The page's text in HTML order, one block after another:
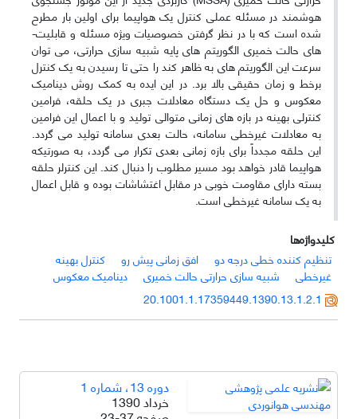
هوشمند در مسئله عملی کنترل یک هواپیما برای اولین بار مطرح
شده است که با در نظر گرفتن خصوصیات ویژه مسئله و قابلیت­
های حالت خمیری الگوریتم ­های پایه شبیه ­سازی حرارتی، می توان
سرعت این الگوریتم­ های به ظاهر کند را حتی تا رسیدن به یک کنترل
برخط و زمان­ حقیقی بالا برد. در این ایده به کمک روش دینامیک
معکوس و حل یک دستگاه معادلات جبری در یک حلقه، فرامین
کنترلی بهینه در بازه­ های زمانی متوالی تولید و با اعمال این فرامین
به معادلات غیرخطی سامانه، حالت بعدی سامانه تولید می­ گردد.
این حلقه مجدداً برای بازه زمانی بعدی تکرار می­ گردد، به صورتی­که
هواپیما قادر خواهد بود مسیر مطلوب را دنبال کند. این کنترلر حلقه
بسته دارای مقاومت خوبی در مقابل اغتشاشات بوده و قابل اعمال
به یک سامانه غیرخطی است.
کلیدواژه‌ها
تنظیم کننده خطی درجه دو
افق زمانی پیش رو
کنترل بهینه
غیرخطی
شبیه سازی حرارتی حالت خمیری
دینامیک معکوس
20.1001.1.17359449.1390.13.1.2.1
دوره 13، شماره 1
خرداد 1390